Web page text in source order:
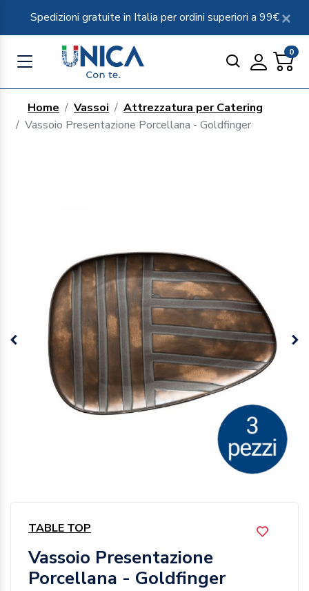
Spedizioni gratuite in Italia per ordini superiori a 99€
0
Home Vassoi
Attrezzatura per Catering
Vassoio Presentazione Porcellana - Goldfinger
TABLE TOP
Vassoio Presentazione
Porcellana - Goldfinger